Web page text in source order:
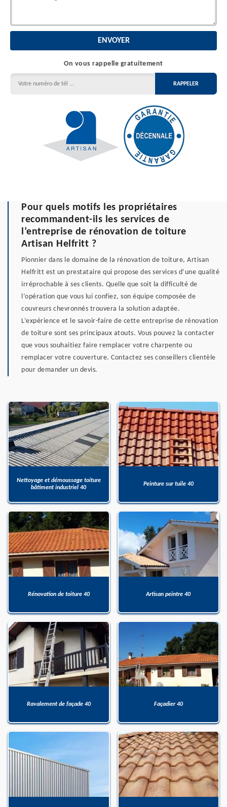
On vous rappelle gratuitement
Pour quels motifs les propriétaires
recommandent-ils les services de
l’entreprise de rénovation de toiture
Artisan Helfritt ?
Pionnier dans le domaine de la rénovation de toiture, Artisan
Helfritt est un prestataire qui propose des services d’une qualité
irréprochable à ses clients. Quelle que soit la difficulté de
l’opération que vous lui confiez, son équipe composée de
couvreurs chevronnés trouvera la solution adaptée.
L’expérience et le savoir-faire de cette entreprise de rénovation
de toiture sont ses principaux atouts. Vous pouvez la contacter
que vous souhaitiez faire remplacer votre charpente ou
remplacer votre couverture. Contactez ses conseillers clientèle
pour demander un devis.
Nettoyage et démoussage toiture
bâtiment industriel 40
Peinture sur tuile 40
Rénovation de toiture 40 Artisan peintre 40
Ravalement de façade 40 Façadier 40